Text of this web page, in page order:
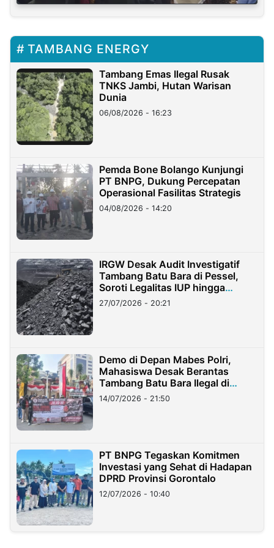
TAMBANG ENERGY
Tambang Emas Ilegal Rusak
TNKS Jambi, Hutan Warisan
Dunia
06/08/2026 - 16:23
Pemda Bone Bolango Kunjungi
PT BNPG, Dukung Percepatan
Operasional Fasilitas Strategis
04/08/2026 - 14:20
IRGW Desak Audit Investigatif
Tambang Batu Bara di Pessel,
Soroti Legalitas IUP hingga
Stockpile
27/07/2026 - 20:21
Demo di Depan Mabes Polri,
Mahasiswa Desak Berantas
Tambang Batu Bara Ilegal di
Lampung
14/07/2026 - 21:50
PT BNPG Tegaskan Komitmen
Investasi yang Sehat di Hadapan
DPRD Provinsi Gorontalo
12/07/2026 - 10:40